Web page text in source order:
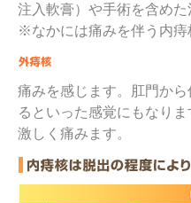
注入軟膏）や手術を含めた
※なかには痛みを伴う内痔
痛みを感じます。肛門か
るといった感覚にもなり
激しく痛みます。